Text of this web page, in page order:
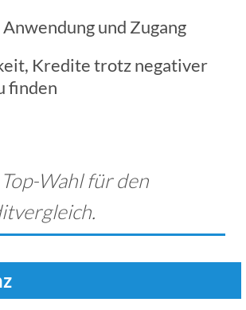
und Zugang
Kredite trotz negativer
finden
Wahl für den